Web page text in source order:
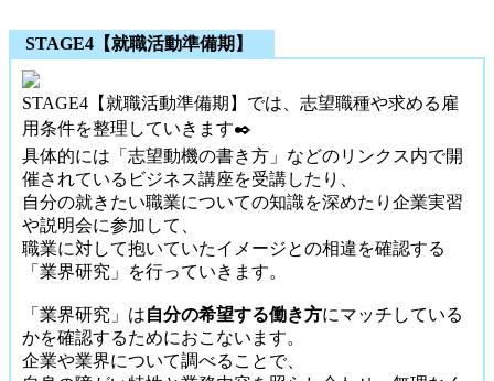
STAGE4【就職活動準備期】
STAGE4【就職活動準備期】では、志望職種や求める雇
用条件を整理していきます✒️
具体的には「志望動機の書き方」などのリンクス内で開
催されているビジネス講座を受講したり、
自分の就きたい職業についての知識を深めたり企業実習
や説明会に参加して、
職業に対して抱いていたイメージとの相違を確認する
「業界研究」を行っていきます。
「業界研究」は自分の希望する働き方にマッチしている
かを確認するためにおこないます。
企業や業界について調べることで、